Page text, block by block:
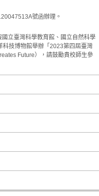
號函辦理。
立臺灣科學教育館、國立自然科學
科技博物館舉辦「2023第四屆臺灣
Future），請鼓勵貴校師生參